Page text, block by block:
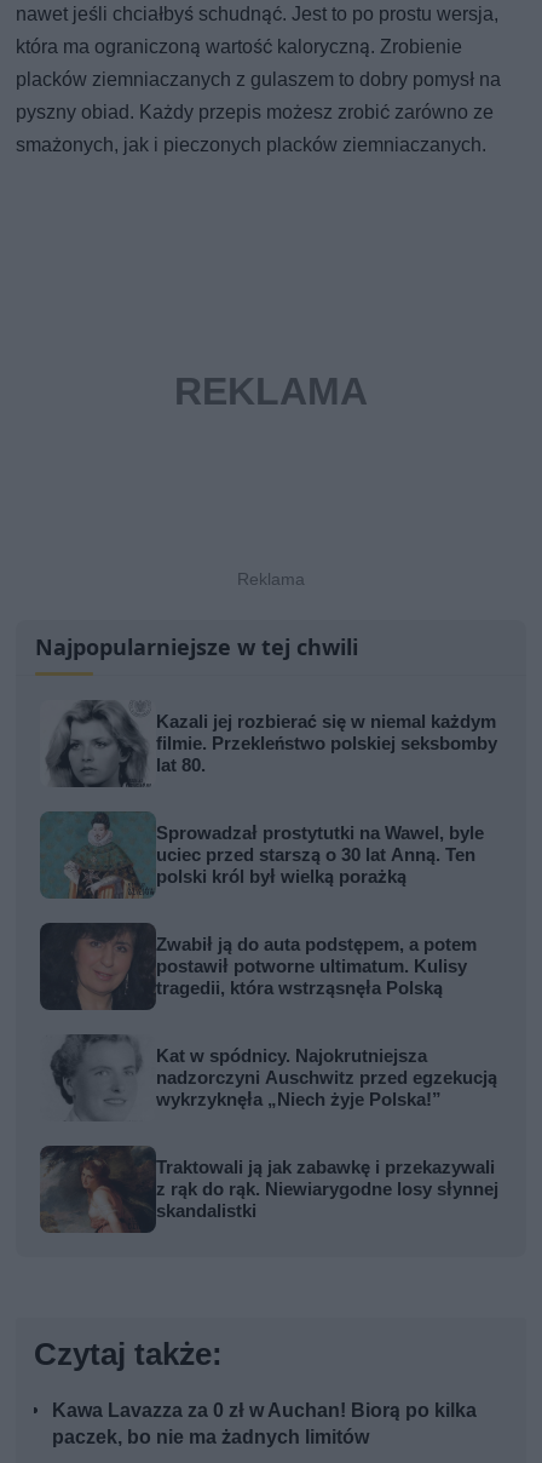
nawet jeśli chciałbyś schudnąć. Jest to po prostu wersja,
która ma ograniczoną wartość kaloryczną. Zrobienie
placków ziemniaczanych z gulaszem to dobry pomysł na
pyszny obiad. Każdy przepis możesz zrobić zarówno ze
smażonych, jak i pieczonych placków ziemniaczanych.
Najpopularniejsze w tej chwili
Kazali jej rozbierać się w niemal każdym
filmie. Przekleństwo polskiej seksbomby
lat 80.
Sprowadzał prostytutki na Wawel, byle
uciec przed starszą o 30 lat Anną. Ten
polski król był wielką porażką
Zwabił ją do auta podstępem, a potem
postawił potworne ultimatum. Kulisy
tragedii, która wstrząsnęła Polską
Kat w spódnicy. Najokrutniejsza
nadzorczyni Auschwitz przed egzekucją
wykrzyknęła „Niech żyje Polska!”
Traktowali ją jak zabawkę i przekazywali
z rąk do rąk. Niewiarygodne losy słynnej
skandalistki
Czytaj także:
Kawa Lavazza za 0 zł w Auchan! Biorą po kilka
paczek, bo nie ma żadnych limitów